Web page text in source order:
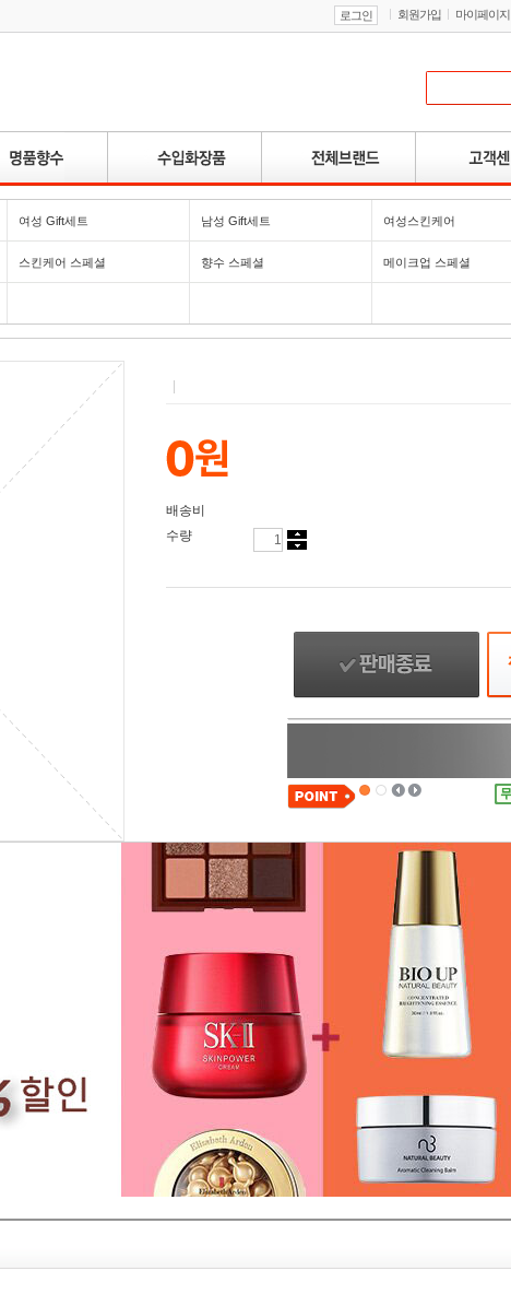
로그인 회원가입 마이페이지
여성 Gift세트 남성 Gift세트 여성스킨케어
스킨케어 스페셜 향수 스페셜 메이크업 스페셜
배송비
수량